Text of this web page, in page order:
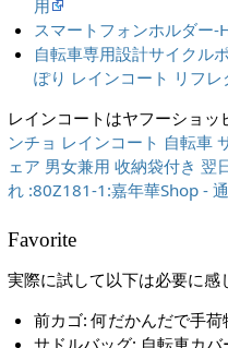
用
スマートフォンホルダー-
自転車専用設計サイクル
ぽり レインコート リフ
レインコートはヤフーショ
ンチョ レインコート 自転車
ェア 男女兼用 收納袋付き 翌
れ :80Z181-1:嘉年華Shop -
Favorite
実際に試して以下は必要に感
前カゴ: 何だかんだで手荷